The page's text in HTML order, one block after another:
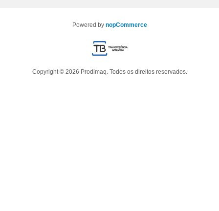
Powered by nopCommerce
Copyright © 2026 Prodimaq. Todos os direitos reservados.